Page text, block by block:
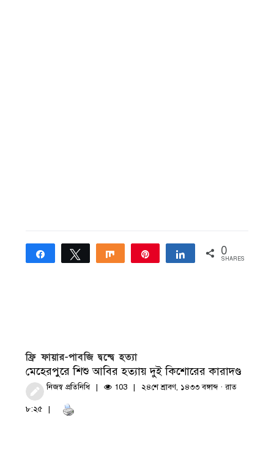
Share Tweet Share Share 0
SHARES
ফ্রি ফায়ার-পাবজি দ্বন্দ্বে হত্যা
মেহেরপুরে শিশু আবির হত্যায় দুই কিশোরের কারাদণ্ড
নিজস্ব প্রতিনিধি 103 ২৪শে শ্রাবণ, ১৪৩৩ বঙ্গাব্দ · রাত
৮:২৫